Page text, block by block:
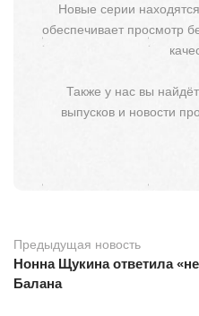
Новые серии
обеспечивает просмотр
Также у нас вы
выпусков и новости
Предыдущая новость
Нонна Щукина ответила
Балана